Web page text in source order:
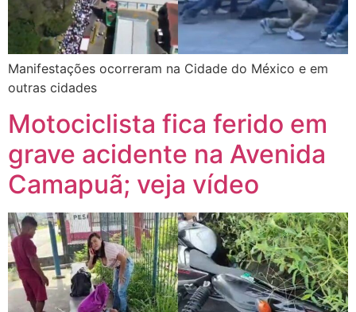
Manifestações ocorreram na Cidade do México e em
outras cidades
Motociclista fica ferido em
grave acidente na Avenida
Camapuã; veja vídeo